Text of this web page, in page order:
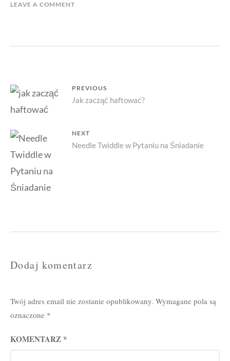
LEAVE A COMMENT
Nawigacja
wpisu
PREVIOUS
Previous
Jak zacząć haftować?
NEXT
Needle Twiddle w Pytaniu na Śniadanie
Dodaj komentarz
Twój adres email nie zostanie opublikowany. Wymagane pola są
oznaczone *
KOMENTARZ *